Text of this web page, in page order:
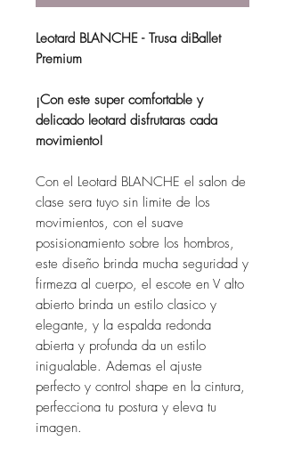
Leotard BLANCHE - Trusa diBallet
Premium
¡Con este super comfortable y
delicado leotard disfrutaras cada
movimiento!
Con el Leotard BLANCHE el salon de
clase sera tuyo sin limite de los
movimientos, con el suave
posisionamiento sobre los hombros,
este diseño brinda mucha seguridad y
firmeza al cuerpo, el escote en V alto
abierto brinda un estilo clasico y
elegante, y la espalda redonda
abierta y profunda da un estilo
inigualable. Ademas el ajuste
perfecto y control shape en la cintura,
perfecciona tu postura y eleva tu
imagen.